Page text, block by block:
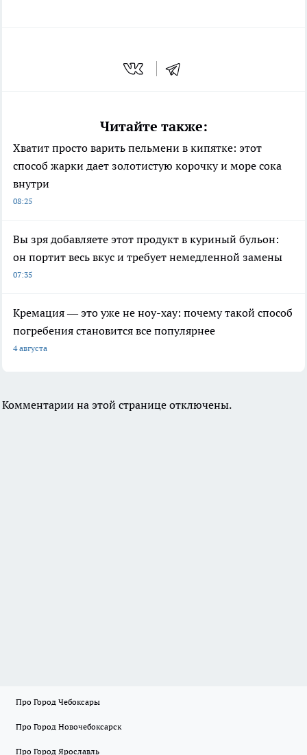
Читайте также:
Хватит просто варить пельмени в кипятке: этот
способ жарки дает золотистую корочку и море сока
внутри
08:25
Вы зря добавляете этот продукт в куриный бульон:
он портит весь вкус и требует немедленной замены
07:35
Кремация — это уже не ноу-хау: почему такой способ
погребения становится все популярнее
4 августа
Комментарии на этой странице отключены.
Про Город Чебоксары
Про Город Новочебоксарск
Про Город Ярославль